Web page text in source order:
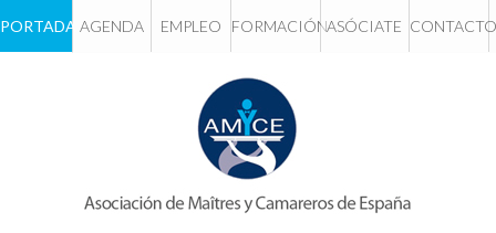
PORTADA AGENDA EMPLEO FORMACIÓNASÓCIATE